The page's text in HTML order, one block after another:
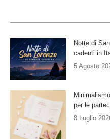
Notte di
cadenti in
5 Agosto
per le
8 Luglio